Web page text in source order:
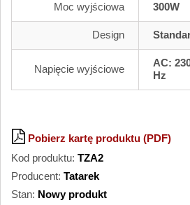
Moc wyjściowa 300W
Design
Napięcie wyjściowe
AC:
Hz
Pobierz kartę produktu (PDF)
Kod produktu: TZA2
Producent: Tatarek
Stan: Nowy produkt